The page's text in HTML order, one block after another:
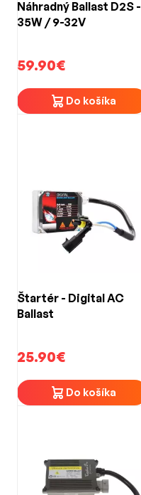
Náhradný Ballast D2S -
35W / 9-32V
59.90€
Do košíka
Štartér - Digital AC
Ballast
25.90€
Do košíka